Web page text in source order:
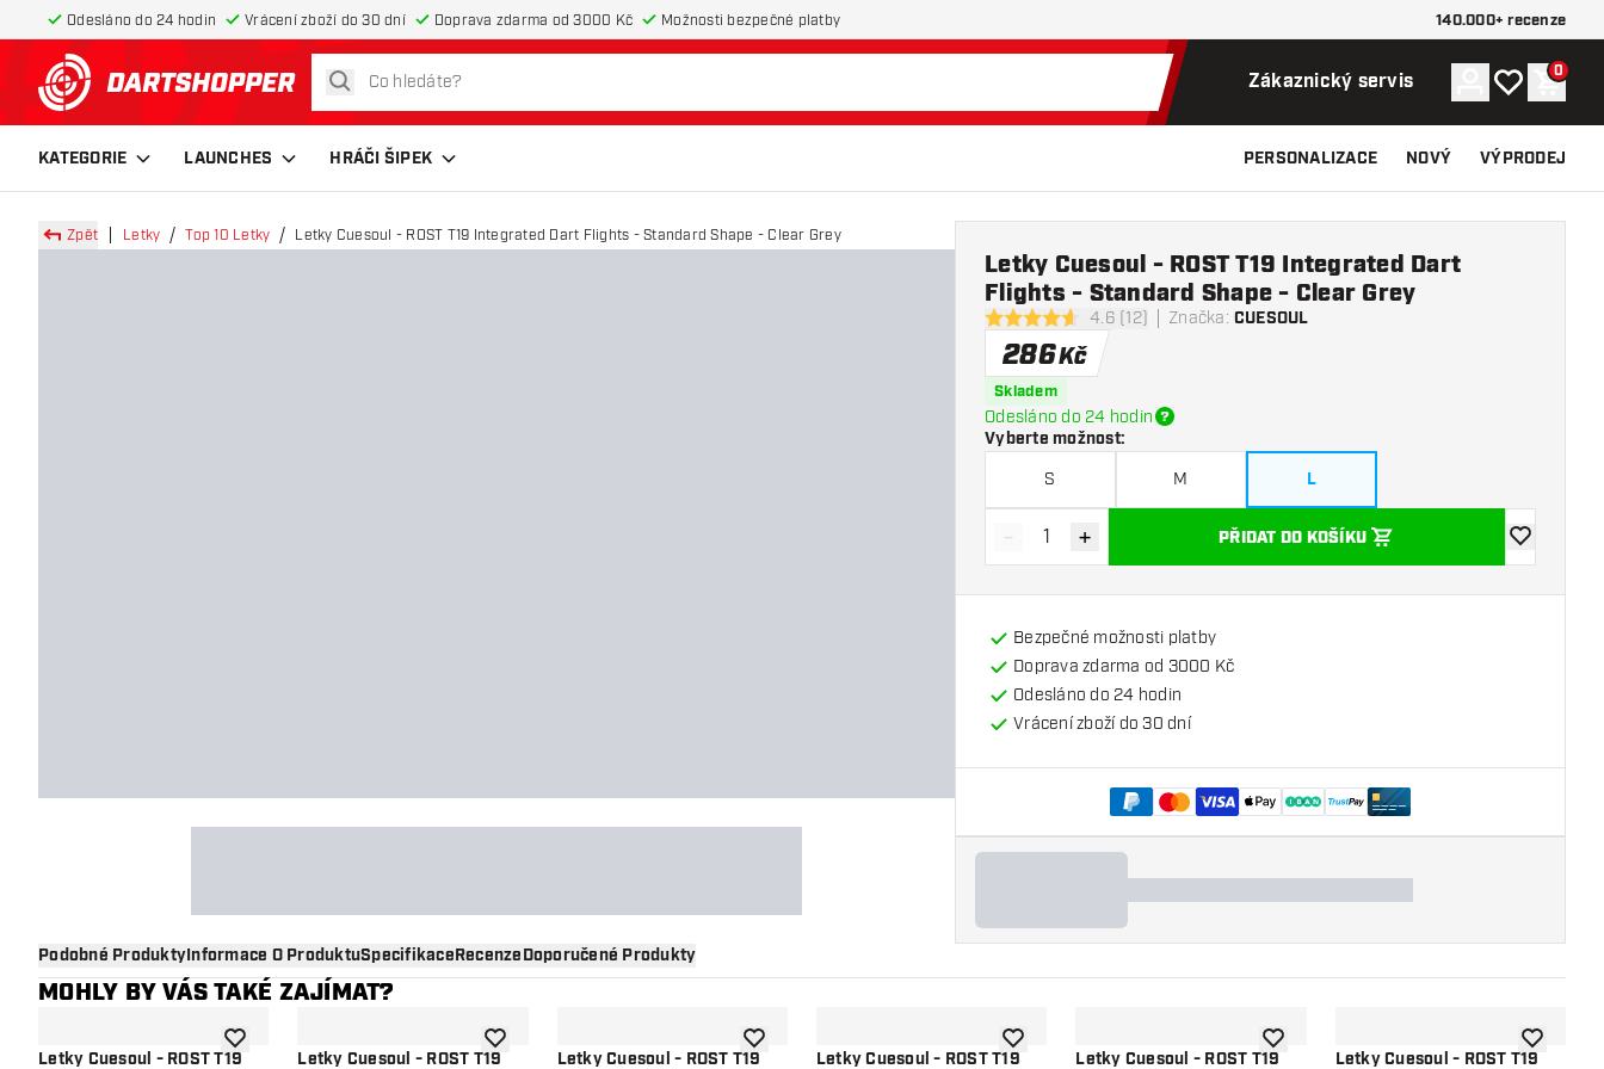
Odesláno do 24 hodin Vrácení zboží do 30 dní Doprava zdarma od 3000 Kč Možnosti bezpečné platby 140.000+ recenze
Zpět na hlavní stránku
hledat Zákaznický servis ÚčetMůj seznam
0
KATEGORIE LAUNCHES HRÁČI ŠIPEK PERSONALIZACE NOVÝ VÝPRODEJ
Zpět Letky Top 10 Letky Letky Cuesoul - ROST T19 Integrated Dart Flights - Standard Shape - Clear Grey
4.6 hodnoticí hvězdičky
4.6 (12) Značka: CUESOUL
Letky Cuesoul - ROST T19 Integrated Dart
Flights - Standard Shape - Clear Grey
286Kč
Skladem
Odesláno do 24 hodin
Vyberte možnost:
S M L
Snížit množství
- Zvýšit množství
+ PŘIDAT DO KOŠÍKU
Přidat do
Bezpečné možnosti platby
Doprava zdarma od 3000 Kč
Odesláno do 24 hodin
Vrácení zboží do 30 dní
Podobné ProduktyInformace O ProduktuSpecifikaceRecenzeDoporučené Produkty
MOHLY BY VÁS TAKÉ ZAJÍMAT?
Letky Cuesoul - ROST T19Přidat do seznamu přání
Letky Cuesoul - ROST T19Přidat do seznamu přání
Letky Cuesoul - ROST T19Přidat do seznamu přání
Letky Cuesoul - ROST T19Přidat do seznamu přání
Letky Cuesoul - ROST T19Přidat do seznamu přání
Letky Cuesoul - ROST T19Přidat do